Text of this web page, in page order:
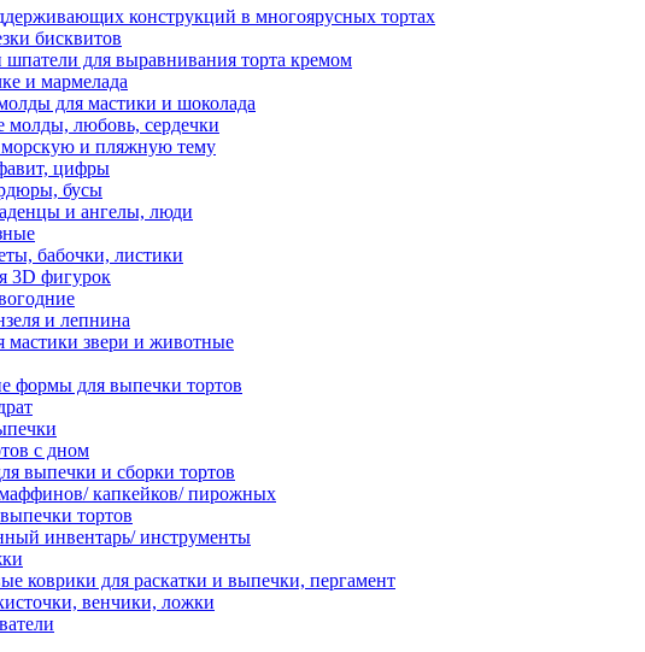
конструкций в многоярусных тортах
бисквитов
шпатели для выравнивания торта кремом
и мармелада
для мастики и шоколада
молды, любовь, сердечки
и пляжную тему
цифры
бусы
и ангелы, люди
бабочки, листики
3D фигурок
и лепнина
звери и животные
для выпечки тортов
с дном
выпечки и сборки тортов
капкейков/ пирожных
тортов
инвентарь/ инструменты
коврики для раскатки и выпечки, пергамент
венчики, ложки